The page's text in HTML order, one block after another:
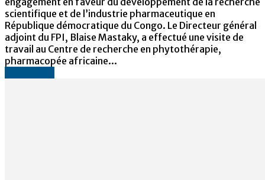
scientifique et de l’industrie pharmaceutique en
République démocratique du Congo. Le Directeur général
adjoint du FPI, Blaise Mastaky, a effectué une visite de
travail au Centre de recherche en phytothérapie,
pharmacopée africaine...